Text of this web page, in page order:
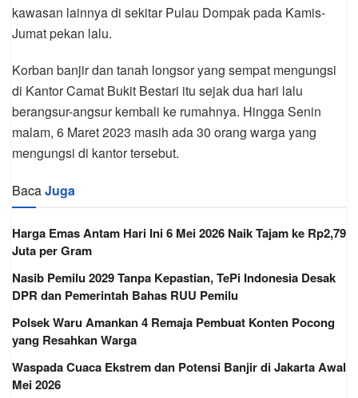
kawasan lainnya di sekitar Pulau Dompak pada Kamis-
Jumat pekan lalu.
Korban banjir dan tanah longsor yang sempat mengungsi
di Kantor Camat Bukit Bestari itu sejak dua hari lalu
berangsur-angsur kembali ke rumahnya. Hingga Senin
malam, 6 Maret 2023 masih ada 30 orang warga yang
mengungsi di kantor tersebut.
BacaJuga
Harga Emas Antam Hari Ini 6 Mei 2026 Naik Tajam ke Rp2,79
Juta per Gram
Nasib Pemilu 2029 Tanpa Kepastian, TePi Indonesia Desak
DPR dan Pemerintah Bahas RUU Pemilu
Polsek Waru Amankan 4 Remaja Pembuat Konten Pocong
yang Resahkan Warga
Waspada Cuaca Ekstrem dan Potensi Banjir di Jakarta Awal
Mei 2026